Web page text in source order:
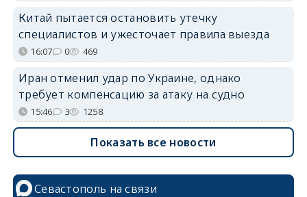
Китай пытается остановить утечку
специалистов и ужесточает правила выезда
16:07 0 469
Иран отменил удар по Украине, однако
требует компенсацию за атаку на судно
15:46 3 1258
Показать все новости
Севастополь на связи